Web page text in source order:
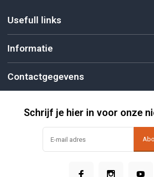
Usefull links
Informatie
Contactgegevens
Schrijf je hier in voor onze